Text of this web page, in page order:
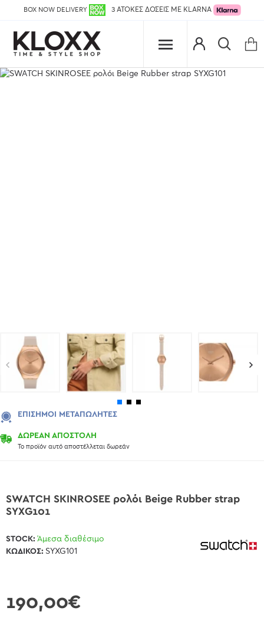
BOX NOW DELIVERY 3 ΑΤΟΚΕΣ ΔΟΣΕΙΣ ΜΕ KLARNA
ΔΩΡΕΑΝ ΑΠΟΣΤΟΛΗ
Το προϊόν αυτό αποστέλλεται δωρεάν
ΕΠΊΣΗΜΟΙ ΜΕΤΑΠΩΛΗΤΈΣ
SWATCH SKINROSEE ρολόι Beige Rubber strap
SYXG101
190,00€
STOCK: Άμεσα διαθέσιμο
ΚΩΔΙΚΌΣ: SYXG101